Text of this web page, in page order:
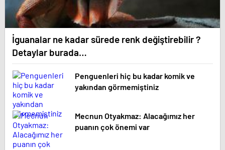
İguanalar ne kadar sürede renk değiştirebilir ?
Detaylar burada…
Penguenleri hiç bu kadar komik ve
yakından görmemiştiniz
Mecnun Otyakmaz: Alacağımız her
puanın çok önemi var